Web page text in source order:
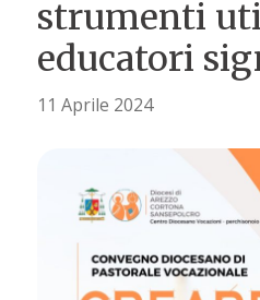
strumenti
educatori
11 Aprile 2024